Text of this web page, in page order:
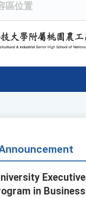
區位置
Executive
in Business